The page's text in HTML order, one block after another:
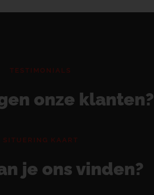
TESTIMONIALS
onze klanten?
SITUERING KAART
je ons vinden?